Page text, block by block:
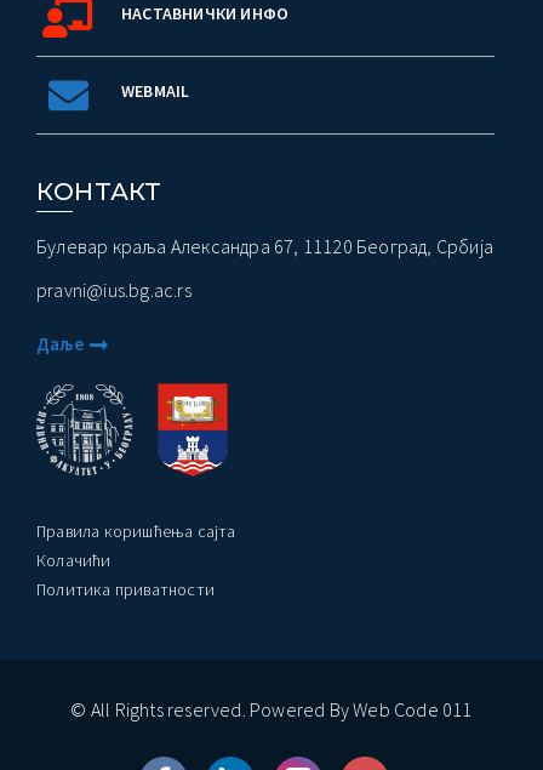
НАСТАВНИЧКИ ИНФО
WEBMAIL
КОНТАКТ
Булевар краља Александра 67, 11120 Београд, Србија
pravni@ius.bg.ac.rs
Даље
Правила коришћења сајта
Колачићи
Политика приватности
© All Rights reserved. Powered By Web Code 011